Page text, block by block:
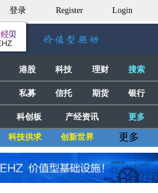
登录 Register Login
港股 科技 理财 搜索
私募 信托 期货 银行
科创板 产经资讯 更多
科技供求 创新世界 更多